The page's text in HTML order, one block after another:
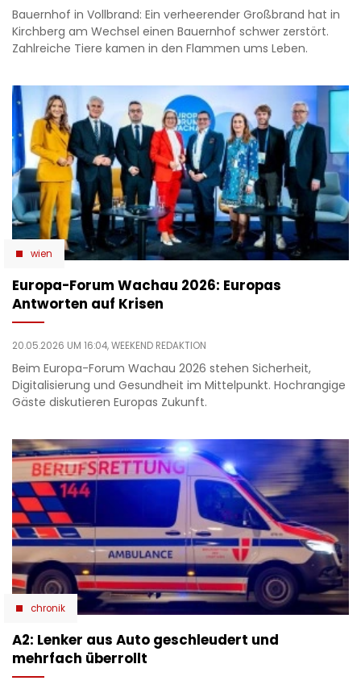
Bauernhof in Vollbrand: Ein verheerender Großbrand hat in
Kirchberg am Wechsel einen Bauernhof schwer zerstört.
Zahlreiche Tiere kamen in den Flammen ums Leben.
wien
Europa-Forum Wachau 2026: Europas
Antworten auf Krisen
20.05.2026 UM 16:04,WEEKEND REDAKTION
Beim Europa-Forum Wachau 2026 stehen Sicherheit,
Digitalisierung und Gesundheit im Mittelpunkt. Hochrangige
Gäste diskutieren Europas Zukunft.
chronik
A2: Lenker aus Auto geschleudert und
mehrfach überrollt